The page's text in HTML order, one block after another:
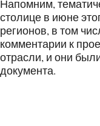
Напомним,
столице в июне
регионов, в том
комментарии к
отрасли, и они
документа.